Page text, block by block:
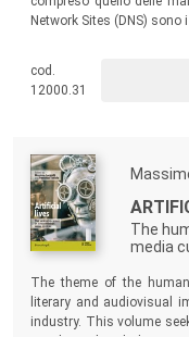
Network Sites (DNS)
dei contenuti. Questo
digitale delle mafie che si
lo specchio e il motore
cod.
12000.31
The
media
The theme of the
literary and audiovisual
industry. This volume